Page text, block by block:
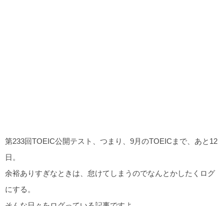
第233回TOEIC公開テスト、つまり、9月のTOEICまで、あと12
日。
余裕ありすぎなときは、怠けてしまうのでなんとかしたくログ
にする。